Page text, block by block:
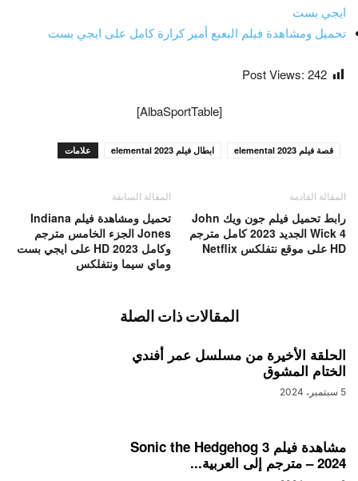
ايجي بست
تحميل ومشاهدة فيلم البعبع أمير كرارة كامل على ايجي بست
Post Views: 242
[AlbaSportTable]
علامات ابطال فيلم elemental 2023 قصة فيلم elemental 2023
المقالة السابقة
تحميل ومشاهدة فيلم Indiana
Jones الجزء الخامس مترجم
وكامل HD 2023 على ايجي بست
وماي سيما ونتفلكس
المقالة القادمة
رابط تحميل فيلم جون ويك John
Wick 4 الجديد 2023 كامل مترجم
HD على موقع نتفلكس Netflix
المقالات ذات الصلة
الحلقة الأخيرة من مسلسل عمر أفندي
الختام المشوق
5 سبتمبر، 2024
مشاهدة فيلم Sonic the Hedgehog 3
– 2024 مترجم إلى العربية...